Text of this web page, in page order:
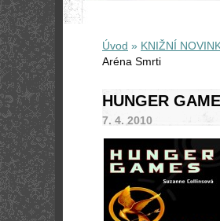
Úvod » KNIŽNÍ
Aréna Smrti
HUNGER
7. 4. 2010